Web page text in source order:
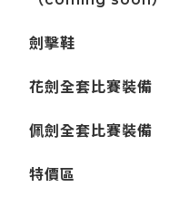
劍擊鞋
花劍全套比賽裝備
佩劍全套比賽裝備
特價區